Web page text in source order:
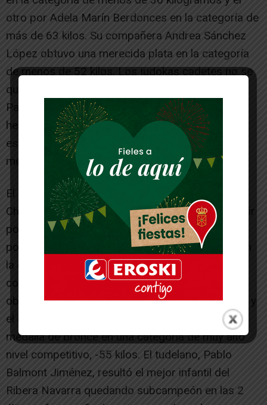
otro por Adela Marín Berdonces en la categoría de
más de 63 kilos. Su compañera Andrea Sánchez
López obtuvo una merecida plata en la categoría
de menos de 52 kilos. Los judokas cadetes no se
quedaron atrás, a lo más alto del cajón se subió
Pablo Marín Berdonces en más de 90 kilos, y su
hermana, Rita Marín, también subió al tercer
escalón para recoger su medalla de bronce en
menos de 44 kilogramos.
El mayor exponente del Ribera Navarra fue Ana
Chueca Palacios de Fontellas, que consiguió subir
por tercer año consecutivo a lo más alto de
podium a colgárse la preciada medalla de oro, en
la categoría cadete de menos de 44 kilos. Su
compañero de tatami, Christian Pérez Garcés
obtuvo la medalla de plata en menos de 81 kilos, y
el ablitero Alex Andrés Mercado recogió su
medalla de bronce en una categoría de muy alto
nivel competitivo, -55 kilos. El tudelano, Pablo
Balmont Jiménez, resultó el mejor infantil del
Ribera Navarra quedando subcampeón en las 2